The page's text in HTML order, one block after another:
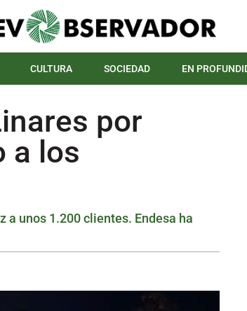
CULTURA SOCIEDAD EN
por
a los
unos 1.200 clientes. Endesa ha